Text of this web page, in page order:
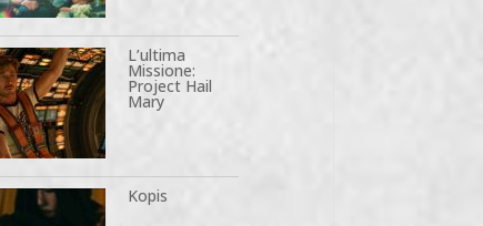
L’ultima
Missione:
Project Hail
Mary
Kopis